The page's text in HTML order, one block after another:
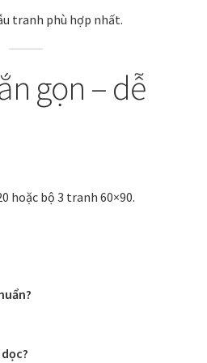
tranh phù hợp nhất.
gọn – dễ
hoặc bộ 3 tranh 60×90.